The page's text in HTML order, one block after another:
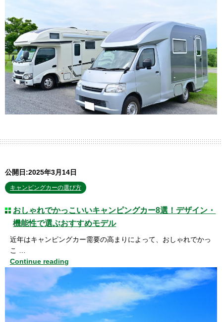
公開日:2025年3月14日
キャンピングカーの選び方
おしゃれでかっこいいキャンピングカー8選！デザイン・
機能性で選ぶおすすめモデル
近年はキャンピングカー需要の高まりによって、おしゃれでかっ
こ …
Continue reading